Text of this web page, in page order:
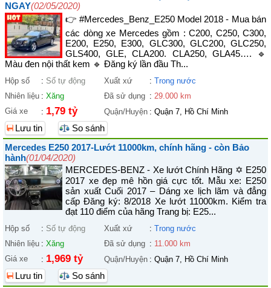
NGAY(02/05/2020)
👉 #Mercedes_Benz_E250 Model 2018 - Mua bán
các dòng xe Mercedes gồm : C200, C250, C300,
E200, E250, E300, GLC300, GLC200, GLC250,
GLS400, GLE, CLA200. CLA250, GLA45…. 🔹
Màu đen nội thất kem 🔹 Đăng ký lần đầu Th...
Hộp số : Số tự động Xuất xứ : Trong nước
Nhiên liệu : Xăng Đã sử dụng : 29.000 km
Giá xe
: 1,79 tỷ Quận/Huyện : Quận 7, Hồ Chí Minh
Lưu tin
So sánh
Mercedes E250 2017-Lướt 11000km, chính hãng - còn Bảo
hành(01/04/2020)
MERCEDES-BENZ - Xe lướt Chính Hãng ✡ E250
2017 xe đẹp mê hồn giá cực tốt. Mẫu xe: E250
sản xuất Cuối 2017 – Dáng xe lịch lãm và đẳng
cấp Đăng ký: 8/2018 Xe lướt 11000km. Kiểm tra
đạt 110 điểm của hãng Trang bị: E25...
Hộp số : Số tự động Xuất xứ : Trong nước
Nhiên liệu : Xăng Đã sử dụng : 11.000 km
Giá xe
: 1,969 tỷ Quận/Huyện : Quận 7, Hồ Chí Minh
Lưu tin So sánh